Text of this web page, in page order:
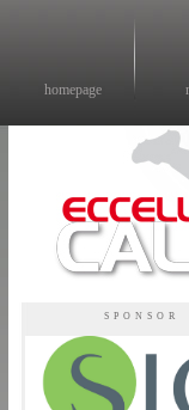
homepage
SPONSOR